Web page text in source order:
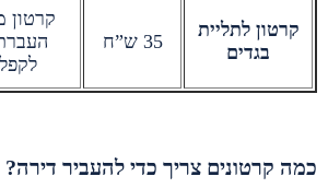
קרטון לתליית
בגדים
35 ש”ח
כמה קרטונים צריך כדי להעביר דירה?